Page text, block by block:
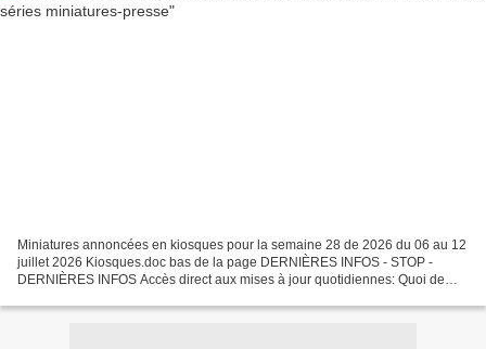
Miniatures annoncées en kiosques pour la semaine 28 de 2026 du 06 au 12
juillet 2026 Kiosques.doc bas de la page DERNIÈRES INFOS - STOP -
DERNIÈRES INFOS Accès direct aux mises à jour quotidiennes: Quoi de